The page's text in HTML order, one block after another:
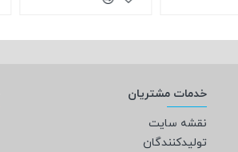
خدمات مشتریان
نقشه سایت
تولیدکنندگان